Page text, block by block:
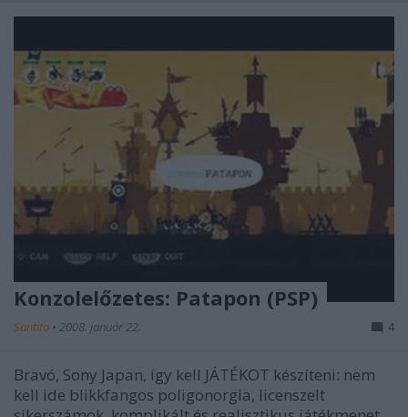
Konzolelőzetes: Patapon (PSP)
Santito • 2008. január 22. 4
Bravó, Sony Japan, így kell JÁTÉKOT készíteni: nem
kell ide blikkfangos poligonorgia, licenszelt